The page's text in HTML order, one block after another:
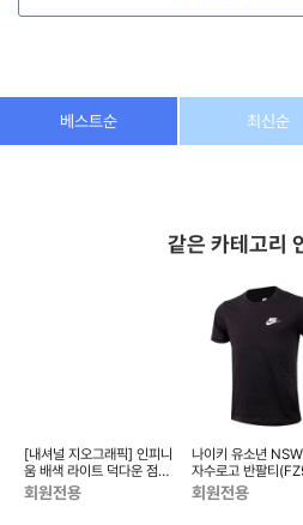
상호/대표자 (주) 동이커머스
경기도 고양시 덕양구
베스트순 최신순
같은 카테고리
[내셔널 지오그래픽] 인피니
움 배색 라이트 덕다운 점퍼
N227UDW410
회원전용
나이키 유소년
자수로고 반팔티
010)
회원전용